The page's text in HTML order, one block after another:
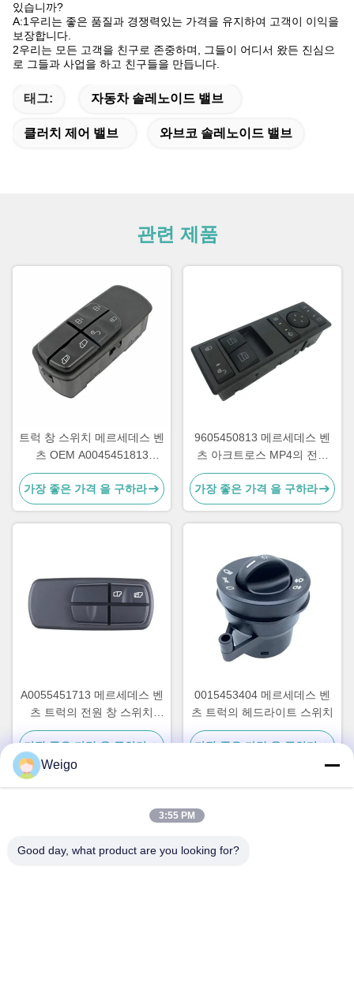
있습니까?
A:1우리는 좋은 품질과 경쟁력있는 가격을 유지하여 고객이 이익을
보장합니다.
2우리는 모든 고객을 친구로 존중하며, 그들이 어디서 왔든 진심으
로 그들과 사업을 하고 친구들을 만듭니다.
태그: 자동차 솔레노이드 밸브
클러치 제어 밸브 와브코 솔레노이드 밸브
관련 제품
트럭 창 스위치 메르세데스 벤
츠 OEM A0045451813
A0055451313 A0045401805
가장 좋은 가격 을 구하라
9605450813 메르세데스 벤
츠 아크트로스 MP4의 전기
전원 스위치 OEM
A9605450813
가장 좋은 가격 을 구하라
A0055451713 메르세데스 벤
츠 트럭의 전원 창 스위치
OEM A0035450113
A0025450113
가장 좋은 가격 을 구하라
0015453404 메르세데스 벤
츠 트럭의 헤드라이트 스위치
가장 좋은 가격 을 구하라
Weigo
3:55 PM
Good day, what product are you looking for?